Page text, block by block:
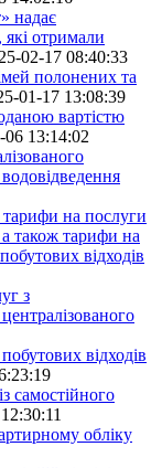
надає
які отримали
02-17 08:40:33
полонених та
01-17 13:08:39
вартістю
06 13:14:02
на послуги
також тарифи на
відходів
з
відходів
самостійного
обліку